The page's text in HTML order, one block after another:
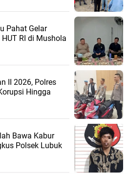
Pahat Gelar
RI di Mushola
II 2026, Polres
Hingga
Bawa Kabur
Polsek Lubuk